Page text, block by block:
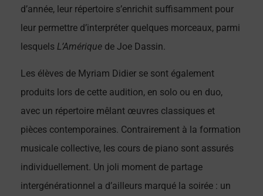
d’année, leur répertoire s’enrichit suffisamment pour
leur permettre d’interpréter quelques morceaux, parmi
lesquels L’Amériquede Joe Dassin.
Les élèves de Myriam Didier se sont également
produits lors de cette audition, en solo ou en duo,
avec un répertoire mêlant œuvres classiques et
pièces contemporaines. Contrairement à la formation
musicale collective, les cours de piano sont assurés
individuellement. Un joli moment de partage
intergénérationnel a d’ailleurs marqué la soirée : un